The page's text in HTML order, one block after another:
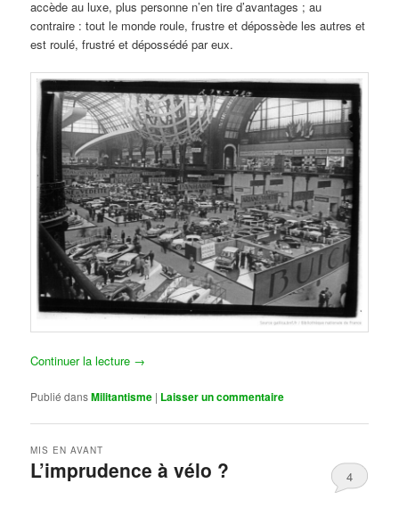
accède au luxe, plus personne n’en tire d’avantages ; au
contraire : tout le monde roule, frustre et dépossède les autres et
est roulé, frustré et dépossédé par eux.
Continuer la lecture →
Publié dansMilitantisme | Laisser un commentaire
L’imprudence à vélo ?
MIS EN AVANT
4